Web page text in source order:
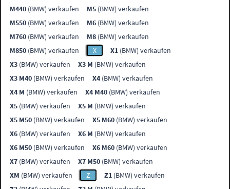
M440 (BMW) verkaufen M5 (BMW) verkaufen
M550 (BMW) verkaufen M6 (BMW) verkaufen
M760 (BMW) verkaufen M8 (BMW) verkaufen
M850 (BMW) verkaufen X X1 (BMW) verkaufen
X3 (BMW) verkaufen X3 M (BMW) verkaufen
X3 M40 (BMW) verkaufen X4 (BMW) verkaufen
X4 M (BMW) verkaufen X4 M40 (BMW) verkaufen
X5 (BMW) verkaufen X5 M (BMW) verkaufen
X5 M50 (BMW) verkaufen X5 M60 (BMW) verkaufen
X6 (BMW) verkaufen X6 M (BMW) verkaufen
X6 M50 (BMW) verkaufen X6 M60 (BMW) verkaufen
X7 (BMW) verkaufen X7 M50 (BMW) verkaufen
XM (BMW) verkaufen Z Z1 (BMW) verkaufen